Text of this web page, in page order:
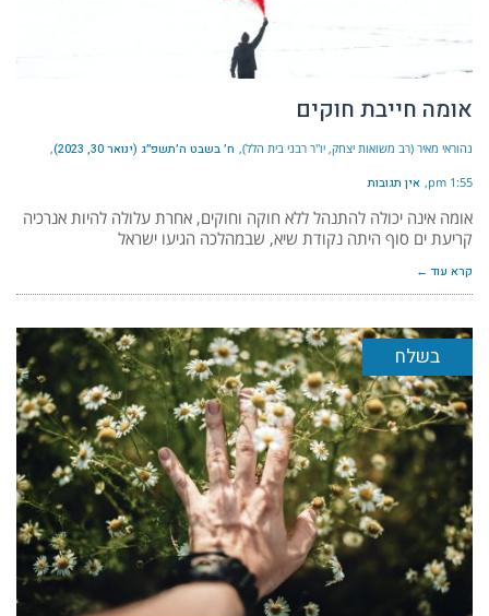
אומה חייבת חוקים
נהוראי מאיר (רב משואות יצחק, יו"ר רבני בית הלל) ח׳ בשבט ה׳תשפ״ג (ינואר 30, 2023)
1:55 pm אין תגובות
אומה אינה יכולה להתנהל ללא חוקה וחוקים, אחרת עלולה להיות אנרכיה
קריעת ים סוף היתה נקודת שיא, שבמהלכה הגיעו ישראל
קרא עוד ←
בשלח